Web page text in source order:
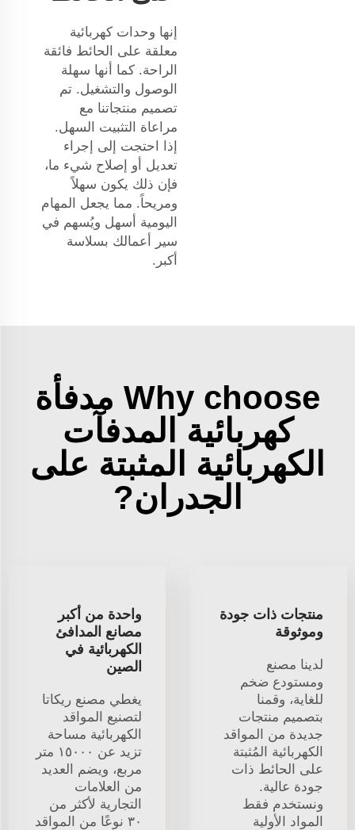
إنها وحدات كهربائية
معلقة على الحائط فائقة
الراحة. كما أنها سهلة
الوصول والتشغيل. تم
تصميم منتجاتنا مع
مراعاة التثبيت السهل.
إذا احتجت إلى إجراء
تعديل أو إصلاح شيء ما،
فإن ذلك يكون سهلاً
ومريحاً. مما يجعل المهام
اليومية أسهل ويُسهم في
سير أعمالك بسلاسة
أكبر.
Why choose مدفأة
كهربائية المدفآت
الكهربائية المثبتة على
الجدران?
منتجات ذات جودة
وموثوقة
لدينا مصنع
ومستودع ضخم
للغاية، وقمنا
بتصميم منتجات
جديدة من المواقد
الكهربائية المُثبتة
على الحائط ذات
جودة عالية.
ونستخدم فقط
المواد الأولية
واحدة من أكبر
مصانع المدافئ
الكهربائية في
الصين
يغطي مصنع ريكاتا
لتصنيع المواقد
الكهربائية مساحة
تزيد عن ١٥٠٠٠ متر
مربع، ويضم العديد
من العلامات
التجارية لأكثر من
٣٠ نوعًا من المواقد